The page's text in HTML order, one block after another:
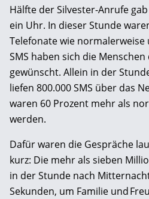
Hälfte der Silvester-Anrufe
ein Uhr. In dieser Stunde
Telefonate wie normalerweise
SMS haben sich die
gewünscht. Allein in der
liefen 800.000 SMS über das
waren 60 Prozent mehr als
werden.
Dafür waren die Gespräche
kurz: Die mehr als sieben
in der Stunde nach
Sekunden, um Familie und